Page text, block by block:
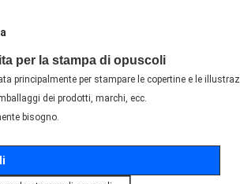
per la stampa di opuscoli
principalmente per stampare le copertine e le
dei prodotti, marchi, ecc.
bisogno.